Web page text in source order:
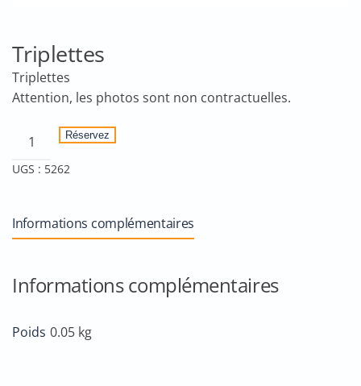
Triplettes
Triplettes
quantité
Triplettes
Réservez
UGS : 5262
Informations complémentaires
Informations complémentaires
Poids 0.05 kg